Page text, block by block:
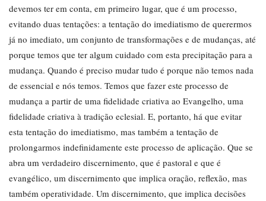
devemos ter em conta, em primeiro lugar, que é um processo,
evitando duas tentações: a tentação do imediatismo de querermos
já no imediato, um conjunto de transformações e de mudanças, até
porque temos que ter algum cuidado com esta precipitação para a
mudança. Quando é preciso mudar tudo é porque não temos nada
de essencial e nós temos. Temos que fazer este processo de
mudança a partir de uma fidelidade criativa ao Evangelho, uma
fidelidade criativa à tradição eclesial. E, portanto, há que evitar
esta tentação do imediatismo, mas também a tentação de
prolongarmos indefinidamente este processo de aplicação. Que se
abra um verdadeiro discernimento, que é pastoral e que é
evangélico, um discernimento que implica oração, reflexão, mas
também operatividade. Um discernimento, que implica decisões